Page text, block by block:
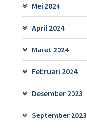
Mei 2024
April 2024
Maret 2024
Februari 2024
Desember 2023
September 2023